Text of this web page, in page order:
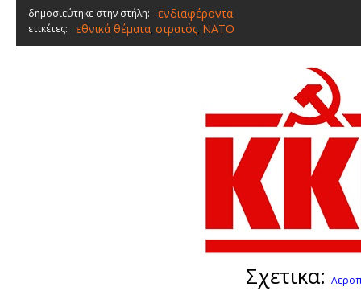
δημοσιεύτηκε στην στήλη: ενδιαφέροντα
ετικέτες: εθνικά θέματα, στρατός, ΝΑΤΟ
Σχετικα: